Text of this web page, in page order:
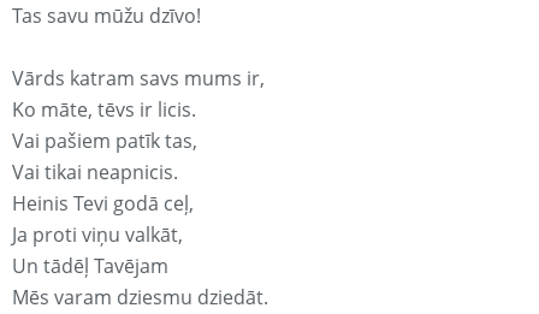
Tas savu mūžu dzīvo!
Vārds katram savs mums ir,
Ko māte, tēvs ir licis.
Vai pašiem patīk tas,
Vai tikai neapnicis.
Heinis Tevi godā ceļ,
Ja proti viņu valkāt,
Un tādēļ Tavējam
Mēs varam dziesmu dziedāt.